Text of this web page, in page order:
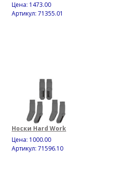
Цена: 1473.00
Артикул: 71355.01
Носки Hard Work
Цена: 1000.00
Артикул: 71596.10